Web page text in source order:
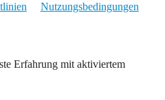
Nutzungsbedingungen
Erfahrung mit aktiviertem